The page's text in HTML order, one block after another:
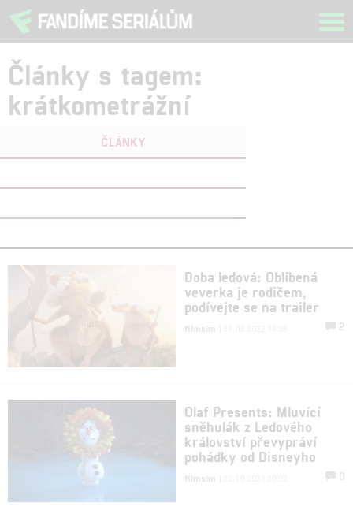
Články s tagem:
krátkometrážní
ČLÁNKY
Doba ledová: Oblíbená
veverka je rodičem,
podívejte se na trailer
filmsim 2
Olaf Presents: Mluvící
sněhulák z Ledového
království převypráví
pohádky od Disneyho
filmsim 0